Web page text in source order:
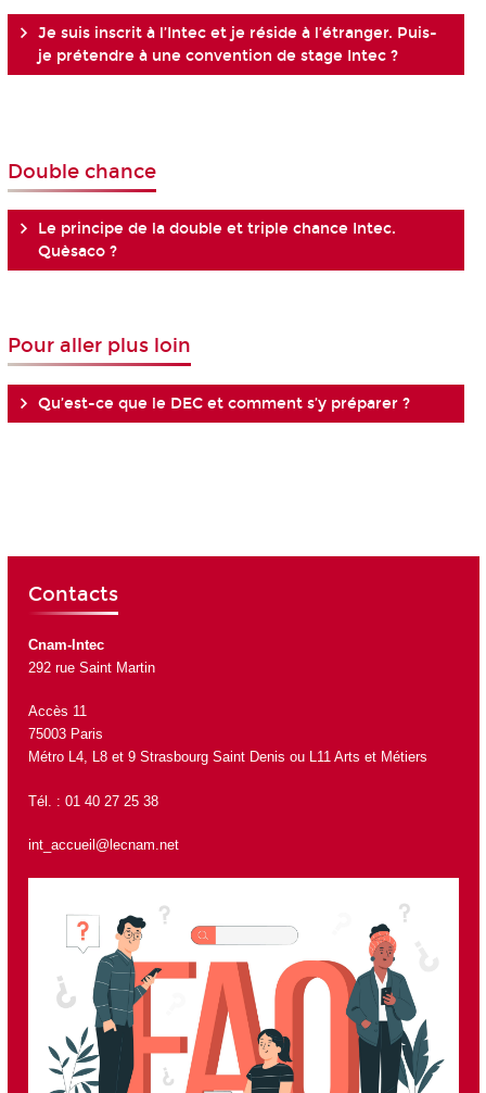
Je suis inscrit à l’Intec et je réside à l’étranger. Puis-
je prétendre à une convention de stage Intec ?
Double chance
Le principe de la double et triple chance Intec.
Quèsaco ?
Pour aller plus loin
Qu’est-ce que le DEC et comment s’y préparer ?
Contacts
Cnam-Intec
292 rue Saint Martin
Accès 11
75003 Paris
Métro L4, L8 et 9 Strasbourg Saint Denis ou L11 Arts et Métiers
Tél. : 01 40 27 25 38
int_accueil@lecnam.net